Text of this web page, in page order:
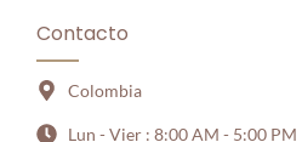
Contacto
Colombia
Lun - Vier : 8:00 AM - 5:00 PM